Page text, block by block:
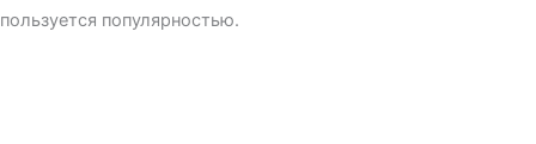
пользуется популярностью.